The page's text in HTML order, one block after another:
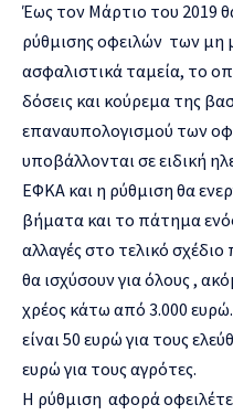
Έως τον Μάρτιο του 2019
ρύθμισης οφειλών των μη
ασφαλιστικά ταμεία, το
δόσεις και κούρεμα της
επαναυπολογισμού των
υποβάλλονται σε ειδική
ΕΦΚΑ και η ρύθμιση θα
βήματα και το πάτημα
αλλαγές στο τελικό
θα ισχύσουν για όλους ,
χρέος κάτω από 3.000
είναι 50 ευρώ για τους
ευρώ για τους αγρότες.
Η ρύθμιση αφορά